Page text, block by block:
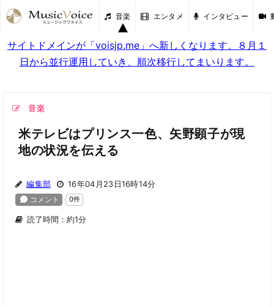
音楽 エンタメ インタビュー
サイトドメインが「voisjp.me」へ新しくなります。８月１
日から並行運用していき、順次移行してまいります。
音楽
米テレビはプリンス一色、矢野顕子が現
地の状況を伝える
編集部 16年04月23日16時14分
読了時間：約1分